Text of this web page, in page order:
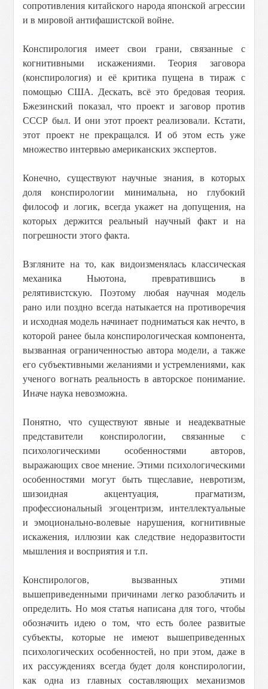
сопротивления китайского народа японской агрессии
и в мировой антифашистской войне.
Конспирология имеет свои грани, связанные с
когнитивными искажениями. Теория заговора
(конспирология) и её критика пущена в тираж с
помощью США. Дескать, всё это бредовая теория.
Бжезинский показал, что проект и заговор против
СССР был. И они этот проект реализовали. Кстати,
этот проект не прекращался. И об этом есть уже
множество интервью американских экспертов.
Конечно, существуют научные знания, в которых
доля конспирологии минимальна, но глубокий
философ и логик, всегда укажет на допущения, на
которых держится реальный научный факт и на
погрешности этого факта.
Взгляните на то, как видоизменялась классическая
механика Ньютона, превратившись в
релятивистскую. Поэтому любая научная модель
рано или поздно всегда натыкается на противоречия
и исходная модель начинает подниматься как нечто, в
которой ранее была конспирологическая компонента,
вызванная ограниченностью автора модели, а также
его субъективными желаниями и устремлениями, как
ученого вогнать реальность в авторское понимание.
Иначе наука невозможна.
Понятно, что существуют явные и неадекватные
представители конспирологии, связанные с
психологическими особенностями авторов,
выражающих свое мнение. Этими психологическими
особенностями могут быть тщеславие, невротизм,
шизоидная акцентуация, прагматизм,
профессиональный эгоцентризм, интеллектуальные
и эмоционально-волевые нарушения, когнитивные
искажения, иллюзии как следствие недоразвитости
мышления и восприятия и т.п.
Конспирологов, вызванных этими
вышеприведенными причинами легко разоблачить и
определить. Но моя статья написана для того, чтобы
обозначить идею о том, что есть более развитые
субъекты, которые не имеют вышеприведенных
психологических особенностей, но при этом, даже в
их рассуждениях всегда будет доля конспирологии,
как одна из главных составляющих механизмов